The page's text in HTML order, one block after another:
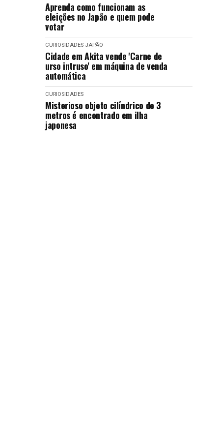
Aprenda como funcionam as
eleições no Japão e quem pode
votar
CURIOSIDADES JAPÃO
Cidade em Akita vende 'Carne de
urso intruso' em máquina de venda
automática
CURIOSIDADES
Misterioso objeto cilíndrico de 3
metros é encontrado em ilha
japonesa